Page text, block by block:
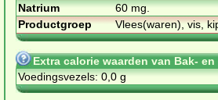
Natrium
60 mg.
Productgroep
Vlees(waren), vis,
Extra calorie waarden van Bak-
Voedingsvezels: 0,0 g